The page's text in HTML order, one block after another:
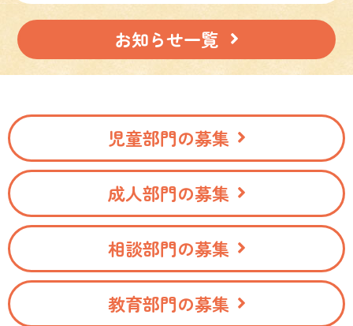
お知らせ一覧
児童部門の募集
成人部門の募集
相談部門の募集
教育部門の募集